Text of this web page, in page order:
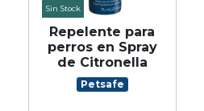
Sin Stock
Repelente para
perros en Spray
de Citronella
Petsafe